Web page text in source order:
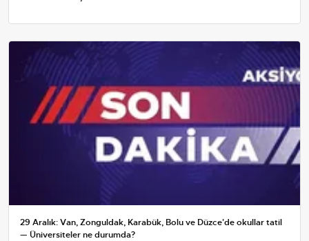
29 Aralık: Van, Zonguldak, Karabük, Bolu ve Düzce'de okullar tatil
— Üniversiteler ne durumda?